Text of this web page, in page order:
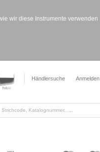
wir diese Instrumente verwenden
Händlersuche Anmelden